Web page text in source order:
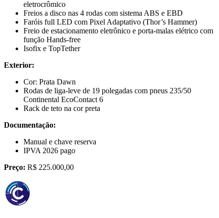
eletrocrômico
Freios a disco nas 4 rodas com sistema ABS e EBD
Faróis full LED com Pixel Adaptativo (Thor’s Hammer)
Freio de estacionamento eletrônico e porta-malas elétrico com
função Hands-free
Isofix e TopTether
Exterior:
Cor: Prata Dawn
Rodas de liga-leve de 19 polegadas com pneus 235/50
Continental EcoContact 6
Rack de teto na cor preta
Documentação:
Manual e chave reserva
IPVA 2026 pago
Preço: R$ 225.000,00